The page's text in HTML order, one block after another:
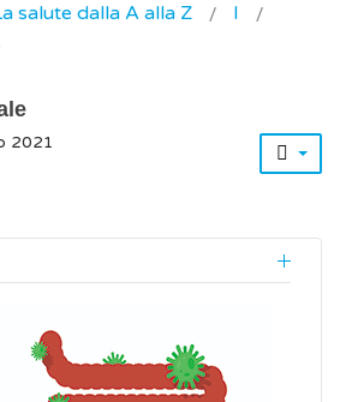
salute dalla A alla Z
I
2021